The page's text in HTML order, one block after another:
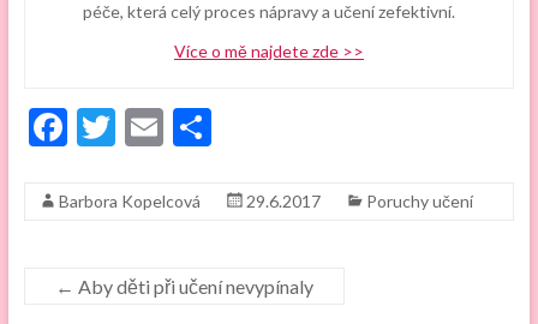
péče, která celý proces nápravy a učení zefektivní.
Více o mě najdete zde >>
F
e
o
T
itt
E
ai
S
ar
Barbora Kopelcová 29.6.2017 Poruchy učení
← Aby děti při učení nevypínaly